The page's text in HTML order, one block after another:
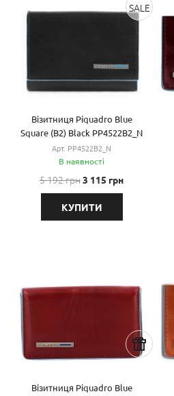
SALE
Візитниця Piquadro Blue
Square (B2) Black PP4522B2_N
Арт. PP4522B2_N
В наявності
5 192 грн3 115 грн
КУПИТИ
Візитниця Piquadro Blue